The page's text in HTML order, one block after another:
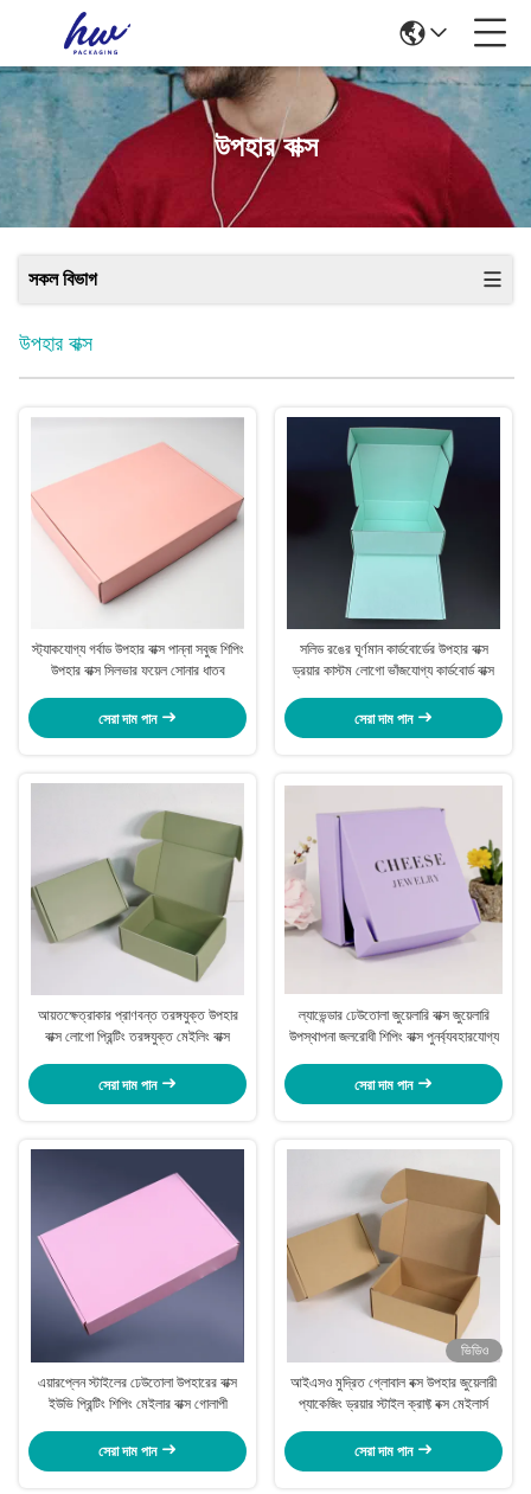
উপহার বাক্স
সকল বিভাগ
উপহার বাক্স
স্ট্যাকযোগ্য গর্বাড উপহার বাক্স পান্না সবুজ শিপিং
উপহার বাক্স সিলভার ফয়েল সোনার ধাতব
সেরা দাম পান
সলিড রঙের ঘূর্ণমান কার্ডবোর্ডের উপহার বাক্স
ড্রয়ার কাস্টম লোগো ভাঁজযোগ্য কার্ডবোর্ড বাক্স
সেরা দাম পান
আয়তক্ষেত্রাকার প্রাণবন্ত তরঙ্গযুক্ত উপহার
বাক্স লোগো প্রিন্টিং তরঙ্গযুক্ত মেইলিং বাক্স
সেরা দাম পান
ল্যাভেন্ডার ঢেউতোলা জুয়েলারি বাক্স জুয়েলারি
উপস্থাপনা জলরোধী শিপিং বাক্স পুনর্ব্যবহারযোগ্য
সেরা দাম পান
এয়ারপ্লেন স্টাইলের ঢেউতোলা উপহারের বাক্স
ইউভি প্রিন্টিং শিপিং মেইলার বাক্স গোলাপী
সেরা দাম পান
ভিডিও
আইএসও মুদ্রিত গ্লোবাল বক্স উপহার জুয়েলারী
প্যাকেজিং ড্রয়ার স্টাইল ক্রাফ্ট বক্স মেইলার্স
সেরা দাম পান